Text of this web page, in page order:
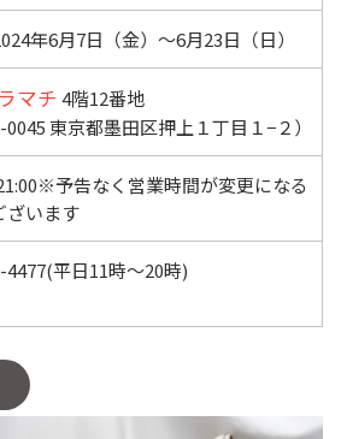
年6月7日（金）～6月23日（日）
マチ 4階12番地
0045 東京都墨田区押上１丁目１−２）
予告なく営業時間が変更になる
ざいます
4477(平日11時〜20時)